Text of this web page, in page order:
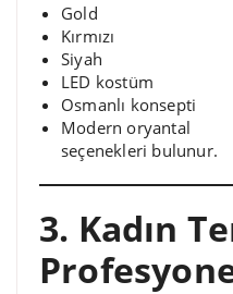
Gold
Kırmızı
Siyah
LED kostüm
Osmanlı konsepti
Modern oryantal
seçenekleri bulunur.
3. Kadın